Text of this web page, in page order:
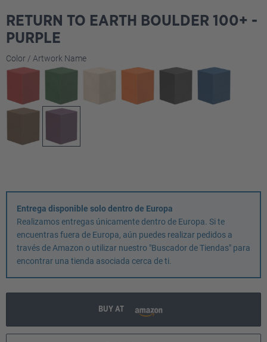
RETURN TO EARTH BOULDER 100+ -
PURPLE
Seleccione
Color / Artwork Name
Entrega disponible solo dentro de Europa
Realizamos entregas únicamente dentro de Europa. Si te
encuentras fuera de Europa, aún puedes realizar pedidos a
través de Amazon o utilizar nuestro "Buscador de Tiendas" para
encontrar una tienda asociada cerca de ti.
BUY AT